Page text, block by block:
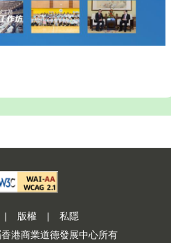
| 版權 |
私隱
港商業道德發展中心所有